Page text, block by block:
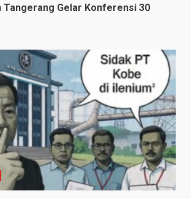
Tangerang Gelar Konferensi 30